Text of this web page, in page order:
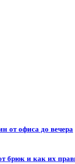
от офиса до вечера
брюк и как их